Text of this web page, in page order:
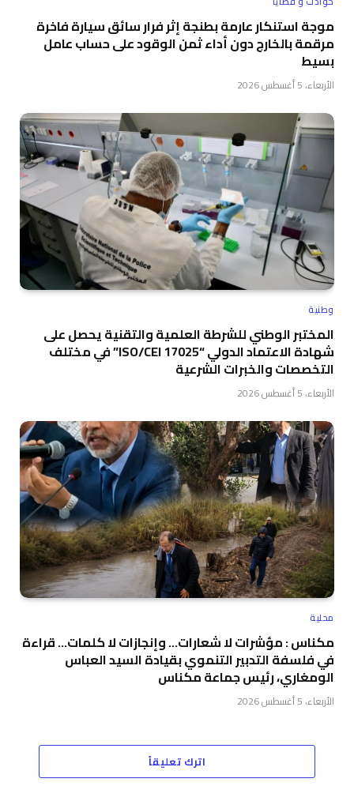
موجة استنكار عارمة بطنجة إثر فرار سائق سيارة فاخرة
مرقمة بالخارج دون أداء ثمن الوقود على حساب عامل
بسيط
الأربعاء، 5 أغسطس 2026
وطنية
المختبر الوطني للشرطة العلمية والتقنية يحصل على
شهادة الاعتماد الدولي “ISO/CEI 17025” في مختلف
التخصصات والخبرات الشرعية
الأربعاء، 5 أغسطس 2026
محلية
مكناس : مؤشرات لا شعارات… وإنجازات لا كلمات… قراءة
في فلسفة التدبير التنموي بقيادة السيد العباس
الومغاري، رئيس جماعة مكناس
الأربعاء، 5 أغسطس 2026
اترك تعليقاً